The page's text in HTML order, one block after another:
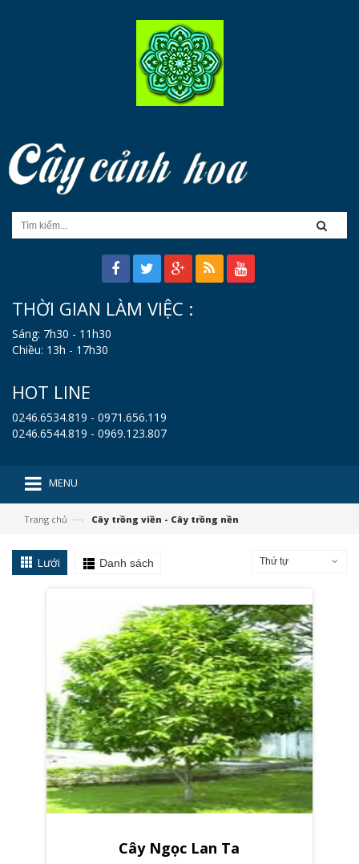
THỜI GIAN LÀM VIỆC :
Sáng: 7h30 - 11h30
Chiều: 13h - 17h30
HOT LINE
0246.6534.819 - 0971.656.119
0246.6544.819 - 0969.123.807
MENU
Trang chủ —› Cây trồng viền - Cây trồng nền
Lưới Danh sách Thứ tự
Cây Ngọc Lan Ta